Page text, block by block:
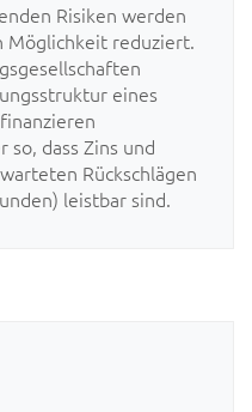
Risiken werden
Möglichkeit reduziert.
eines
dass Zins und
Rückschlägen
leistbar sind.